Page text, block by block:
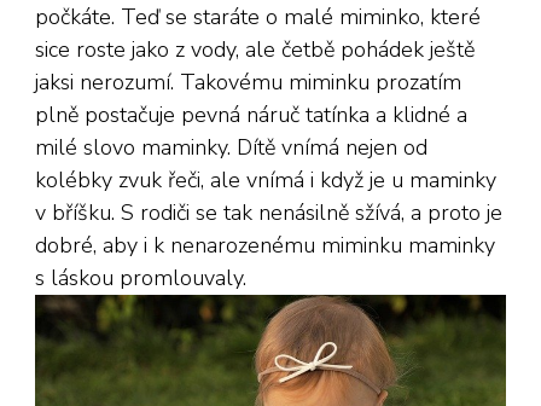
počkáte. Teď se staráte o malé miminko, které
sice roste jako z vody, ale četbě pohádek ještě
jaksi nerozumí. Takovému miminku prozatím
plně postačuje pevná náruč tatínka a klidné a
milé slovo maminky. Dítě vnímá nejen od
kolébky zvuk řeči, ale vnímá i když je u maminky
v bříšku. S rodiči se tak nenásilně sžívá, a proto je
dobré, aby i k nenarozenému miminku maminky
s láskou promlouvaly.